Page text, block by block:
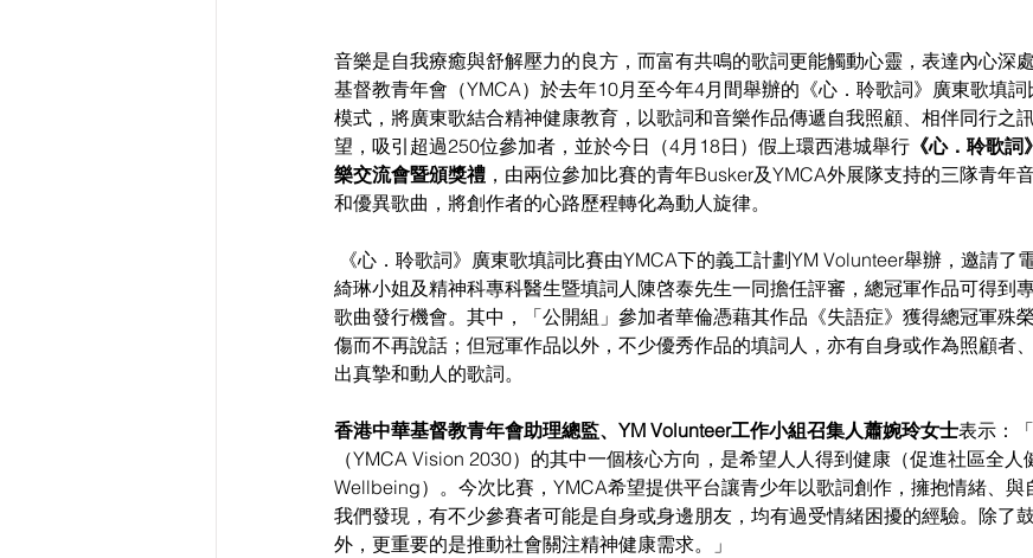
音樂是自我療癒與舒解壓力的良方，而富有共鳴的歌詞更能觸動心靈，表達內心深
基督教青年會（YMCA）於去年10月至今年4月間舉辦的《心．聆歌詞》廣東歌填
模式，將廣東歌結合精神健康教育，以歌詞和音樂作品傳遞自我照顧、相伴同行之
望，吸引超過250位參加者，並於今日（4月18日）假上環西港城舉行 《心．聆歌
樂交流會暨頒獎禮 ，由兩位參加比賽的青年Busker及YMCA外展隊支持的三隊青年
和優異歌曲，將創作者的心路歷程轉化為動人旋律。
綺琳小姐及精神科專科醫生暨填詞人陳啓泰先生一同擔任評審，總冠軍作品可得到
歌曲發行機會。其中，「公開組」參加者華倫憑藉其作品《失語症》獲得總冠軍殊
傷而不再說話；但冠軍作品以外，不少優秀作品的填詞人，亦有自身或作為照顧者
出真摯和動人的歌詞。
香港中華基督教青年會助理總監、YM Volunteer工作小組召集人蕭婉玲女士表示：
（YMCA Vision 2030）的其中一個核心方向，是希望人人得到健康（促進社區全人
Wellbeing）。今次比賽，YMCA希望提供平台讓青少年以歌詞創作，擁抱情緒、與
我們發現，有不少參賽者可能是自身或身邊朋友，均有過受情緒困擾的經驗。除了
外，更重要的是推動社會關注精神健康需求。」